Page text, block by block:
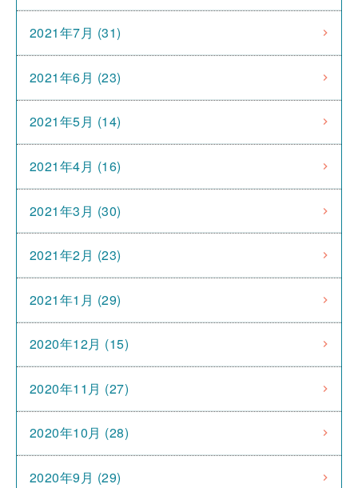
2021年7月 (31)
2021年6月 (23)
2021年5月 (14)
2021年4月 (16)
2021年3月 (30)
2021年2月 (23)
2021年1月 (29)
2020年12月 (15)
2020年11月 (27)
2020年10月 (28)
2020年9月 (29)